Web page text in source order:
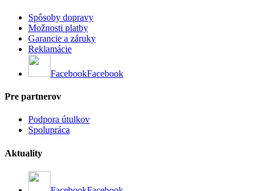
Spôsoby dopravy
Možnosti platby
Garancie a záruky
Reklamácie
FacebookFacebook
Pre partnerov
Podpora útulkov
Spolupráca
Aktuality